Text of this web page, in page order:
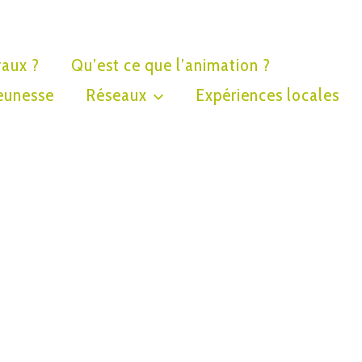
?
Qu’est ce que l’animation ?
Réseaux Expériences locales